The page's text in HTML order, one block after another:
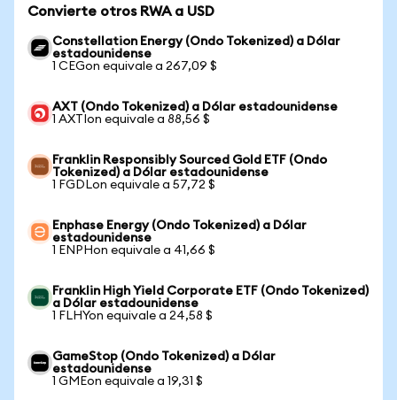
Convierte otros RWA a USD
Constellation Energy (Ondo Tokenized) a Dólar
estadounidense
1 CEGon equivale a 267,09 $
AXT (Ondo Tokenized) a Dólar estadounidense
1 AXTIon equivale a 88,56 $
Franklin Responsibly Sourced Gold ETF (Ondo
Tokenized) a Dólar estadounidense
1 FGDLon equivale a 57,72 $
Enphase Energy (Ondo Tokenized) a Dólar
estadounidense
1 ENPHon equivale a 41,66 $
Franklin High Yield Corporate ETF (Ondo Tokenized)
a Dólar estadounidense
1 FLHYon equivale a 24,58 $
GameStop (Ondo Tokenized) a Dólar
estadounidense
1 GMEon equivale a 19,31 $